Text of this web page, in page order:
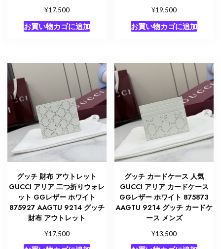
¥17,500
お買い物カゴに追加
¥19,500
お買い物カゴに追加
グッチ 財布 アウトレット
GUCCI アリア 二つ折りウォレ
ット GGレザー ホワイト
875927 AAGTU 9214 グッチ
財布 アウトレット
¥17,500
グッチ カードケース 人気
GUCCI アリア カードケース
GGレザー ホワイト 875873
AAGTU 9214 グッチ カードケ
ース メンズ
¥13,500